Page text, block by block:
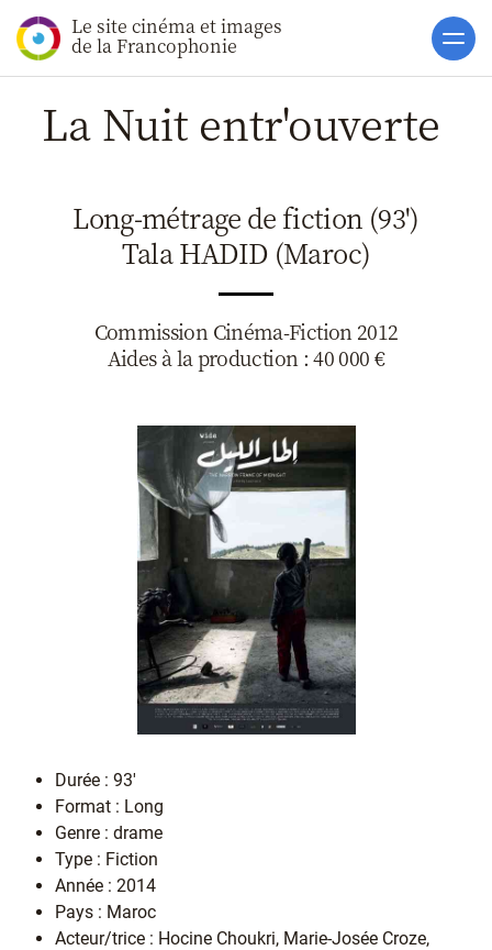
Le site cinéma et images
de la Francophonie Accueil
Actualités
Soutiens
Catalogue
Clap ACP
Boites à
Accès pro
La Nuit entr'ouverte
Long-métrage de fiction (93')
Tala HADID (Maroc)
Commission Cinéma-Fiction 2012
Aides à la production : 40 000 €
Durée : 93'
Format : Long
Genre : drame
Type : Fiction
Année : 2014
Pays : Maroc
Acteur/trice : Hocine Choukri, Marie-Josée Croze,